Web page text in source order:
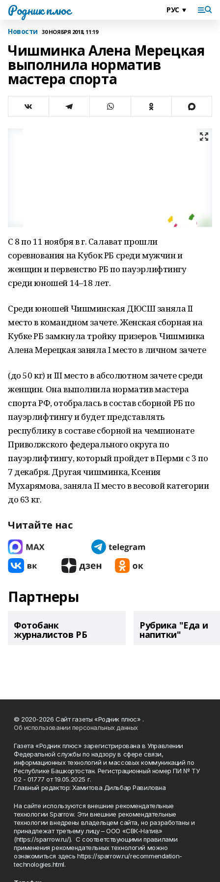
Родник плюс
Новости 30 НОЯБРЯ 2018, 11:19
Чишминка Алена Мерецкая
выполнила норматив
мастера спорта
С 8 по 11 ноября в г. Салават прошли
соревнования на Кубок РБ среди мужчин и
женщин и первенство РБ по пауэрлифтингу
среди юношей 14–18 лет.
Среди юношей Чишминская ДЮСШ заняла II
место в командном зачете. Женская сборная на
Кубке РБ замкнула тройку призеров. Чишминка
Алена Мерецкая заняла I место в личном зачете
(до 50 кг) и III место в абсолютном зачете среди
женщин. Она выполнила норматив мастера
спорта РФ, отобралась в состав сборной РБ по
пауэрлифтингу и будет представлять
республику в составе сборной на чемпионате
Приволжского федерального округа по
пауэрлифтингу, который пройдет в Перми с 3 по
7 декабря. Другая чишминка, Ксения
Мухарямова, заняла II место в весовой категории
до 63 кг.
Читайте нас
Партнеры
Фотобанк
журналистов РБ
Рубрика "Еда и
напитки"
© 2020-2026 Сайт газеты «Родник плюс» .
Об использовании персональных данных
Газета «Родник плюс» зарегистрирована в Управлении
Федеральной службы по надзору в сфере связи,
информационных технологий и массовых коммуникаций по
Республике Башкортостан. Регистрационный номер ПИ № ТУ
02 - 01777 от 19.05.2025 г.
Главный редактор: Хамитова Дильбар Равиловна
На сайте используются внешние рекомендательные
технологии Sparrow. Эти внешние рекомендательные
технологии внедрены владельцем сайта, но разработаны и
принадлежат третьему лицу – ООО «СВК-Натив»
(https://sparrow.ru/). С соответствующими правилами
применения рекомендательных технологий можно
ознакомиться здесь https://sparrow.ru/recommendation-
technologies.html.